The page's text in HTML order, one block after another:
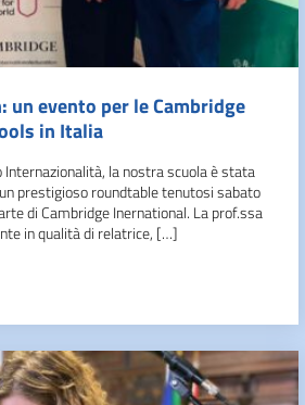
un evento per le Cambridge
in Italia
Internazionalità, la nostra scuola è stata
prestigioso roundtable tenutosi sabato
di Cambridge Inernational. La prof.ssa
in qualità di relatrice, […]